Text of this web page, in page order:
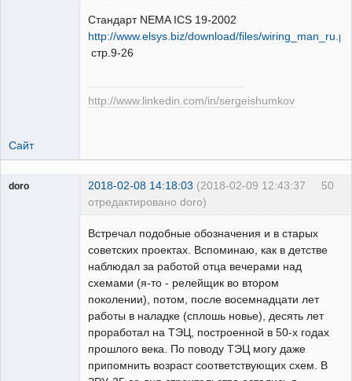
Стандарт NEMA ICS 19-2002
http://www.elsys.biz/download/files/
стр.9-26
http://www.linkedin.com/in/sergeishumkov
Сайт
50
doro 2018-02-08 14:18:03 (2018-02-09 12:43:37
отредактировано doro)
Встречал подобные обозначения и в старых
советских проектах. Вспоминаю, как в детстве
наблюдал за работой отца вечерами над
схемами (я-то - релейщик во втором
поколении), потом, после восемнадцати лет
работы в наладке (сплошь новье), десять лет
проработал на ТЭЦ, построенной в 50-х годах
прошлого века. По поводу ТЭЦ могу даже
припомнить возраст соответствующих схем. В